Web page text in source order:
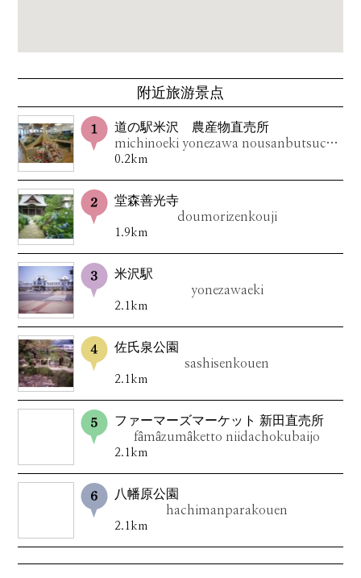
附近旅游景点
道の駅米沢 農産物直売所
michinoeki yonezawa nousanbutsuchokubaijo
0.2km
堂森善光寺
doumorizenkouji
1.9km
米沢駅
yonezawaeki
2.1km
佐氏泉公園
sashisenkouen
2.1km
ファーマーズマーケット 新田直売所
fâmâzumâketto niidachokubaijo
2.1km
八幡原公園
hachimanparakouen
2.1km